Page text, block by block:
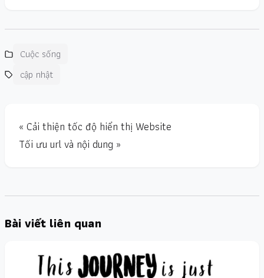
Cuộc sống
cập nhật
« Cải thiện tốc độ hiển thị Website
Tối ưu url và nội dung »
Bài viết liên quan